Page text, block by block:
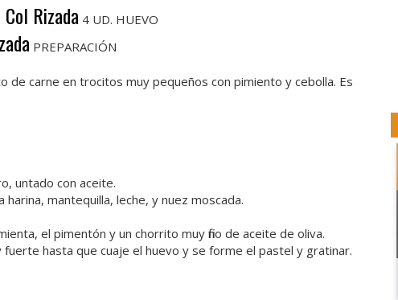
Rizada 4 UD. HUEVO
PREPARACIÓN
de carne en trocitos muy pequeños con pimiento y cebolla. Es
untado con aceite.
mantequilla, leche, y nuez moscada.
el pimentón y un chorrito muy fino de aceite de oliva.
hasta que cuaje el huevo y se forme el pastel y gratinar.